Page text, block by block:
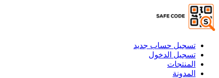
تسجيل حساب جديد
تسجيل الدخول
المنتجات
المدونة